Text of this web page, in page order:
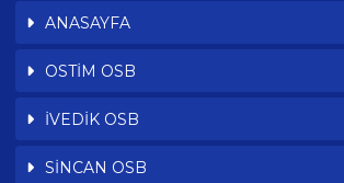
ANASAYFA
OSTİM OSB
İVEDİK OSB
SİNCAN OSB